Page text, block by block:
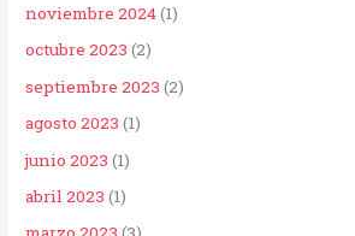
noviembre 2024(1)
octubre 2023 (2)
septiembre 2023 (2)
agosto 2023 (1)
junio 2023 (1)
abril 2023 (1)